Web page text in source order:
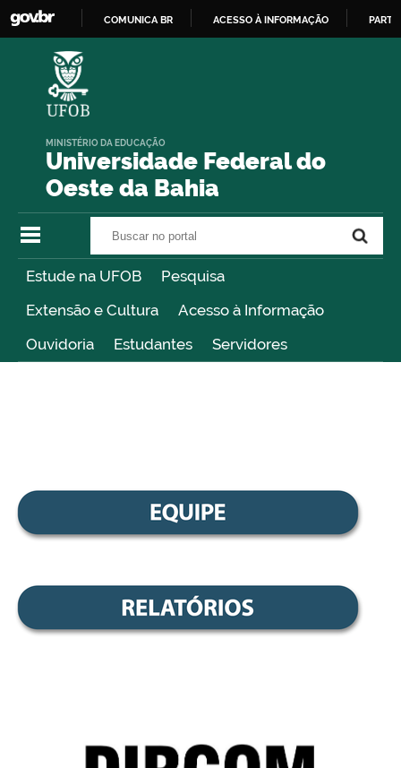
COMUNICA BR ACESSO À INFORMAÇÃO
Universidade Federal do
Oeste da Bahia
MINISTÉRIO DA EDUCAÇÃO
Estude na UFOB
Pesquisa
Extensão e Cultura
Acesso à Informação
Ouvidoria
Estudantes Servidores